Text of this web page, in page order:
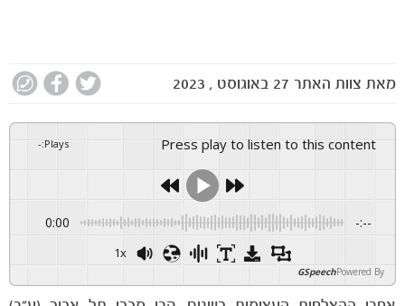
מאת צוות האתר 27 באוגוסט , 2023
Press play to listen to this content
Plays
:
-
0:00 -:--
1x
Powered By
GSpeech